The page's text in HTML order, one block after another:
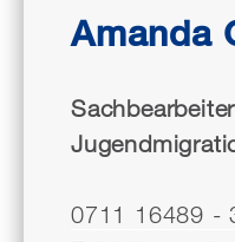
Amanda
0711 16489 -